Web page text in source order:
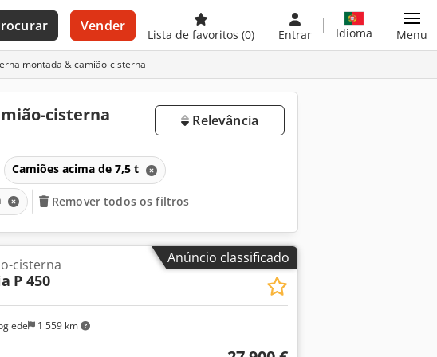
Vender
Lista de favoritos (0) Entrar Idioma Menu
montada & camião-cisterna
cisterna
Relevância
Camiões acima de 7,5 t
Remover todos os filtros
Anúncio classificado
1 559 km
cisterna
P 450